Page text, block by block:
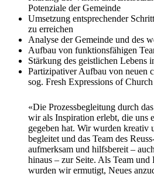
Potenziale der Gemeinde
Umsetzung entsprechender
zu erreichen
Analyse der Gemeinde und des
Aufbau von funktionsfähigen
Stärkung des geistlichen Lebens
Partizipativer Aufbau von neuen
sog. Fresh Expressions of Church
«Die Prozessbegleitung durch
wir als Inspiration erlebt, die uns
gegeben hat. Wir wurden kreativ
begleitet und das Team des
aufmerksam und hilfsbereit –
hinaus – zur Seite. Als Team
wurden wir ermutigt, Neues